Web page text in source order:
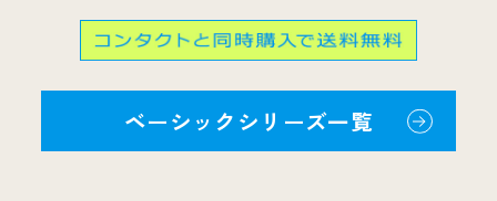
ベーシックシリーズ一覧